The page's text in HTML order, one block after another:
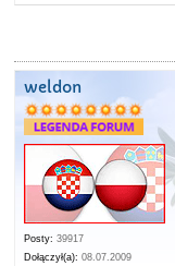
weldon
Posty: 39917
Dołączył(a): 08.07.2009